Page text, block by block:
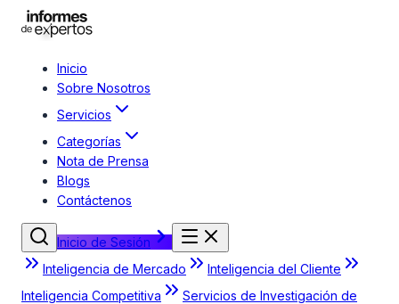
Inicio
Sobre Nosotros
Servicios
Categorías
Nota de Prensa
Blogs
Contáctenos
Inicio de Sesión
Inteligencia de Mercado
Inteligencia del Cliente
Inteligencia Competitiva
Servicios de Investigación de